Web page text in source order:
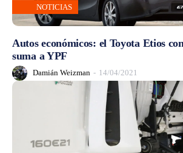
NOTICIAS
Autos económicos: el Toyota Etios
suma a YPF
Damián Weizman - 14/04/2021